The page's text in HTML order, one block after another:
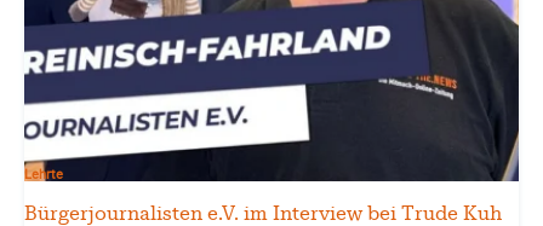
Lehrte
Bürgerjournalisten e.V. im Interview bei Trude Kuh